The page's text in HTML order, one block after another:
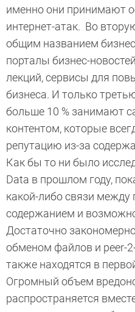
именно они принимают
интернет-атак. Во
общим названием
порталы бизнес-
лекций, сервисы для
бизнеса. И только
больше 10 % занимают
контентом, которые
репутацию из-за
Как бы то ни было
Data в прошлом году,
какой-либо связи
содержанием и
Достаточно
обменом файлов и peer-
также находятся в
Огромный объем
распространяется